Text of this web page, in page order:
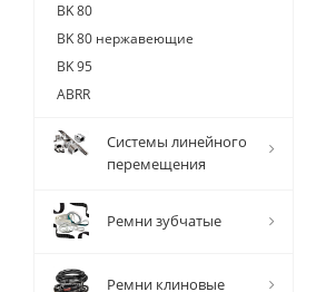
BK 80
BK 80 нержавеющие
BK 95
ABRR
Системы линейного
перемещения
Ремни зубчатые
Ремни клиновые